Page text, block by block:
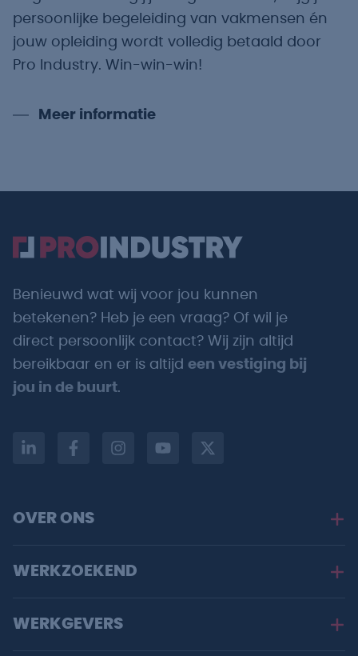
persoonlijke begeleiding van vakmensen én
jouw opleiding wordt volledig betaald door
Pro Industry. Win-win-win!
Meer informatie
Benieuwd wat wij voor jou kunnen
betekenen? Heb je een vraag? Of wil je
direct persoonlijk contact? Wij zijn altijd
bereikbaar en er is altijd een vestiging bij
jou in de buurt.
OVER ONS
WERKZOEKEND
WERKGEVERS